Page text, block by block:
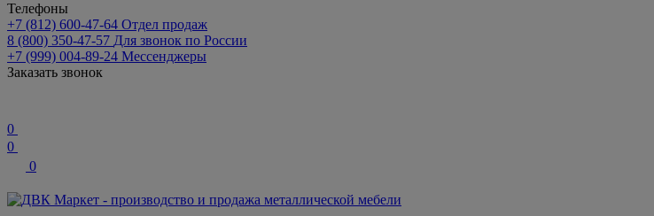
Телефоны
+7 (812) 600-47-64 Отдел продаж
8 (800) 350-47-57 Для звонок по России
+7 (999) 004-89-24 Мессенджеры
Заказать звонок
0
0
0